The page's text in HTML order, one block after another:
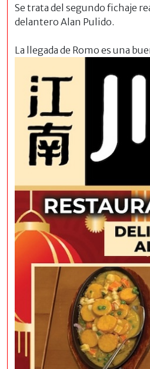
Se trata del segundo fichaje
delantero Alan Pulido.
La llegada de Romo es una